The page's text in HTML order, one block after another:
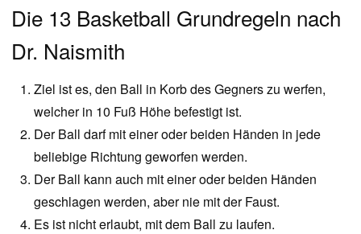
Die 13 Basketball Grundregeln nach
Dr. Naismith
Ziel ist es, den Ball in Korb des Gegners zu werfen,
welcher in 10 Fuß Höhe befestigt ist.
Der Ball darf mit einer oder beiden Händen in jede
beliebige Richtung geworfen werden.
Der Ball kann auch mit einer oder beiden Händen
geschlagen werden, aber nie mit der Faust.
Es ist nicht erlaubt, mit dem Ball zu laufen.